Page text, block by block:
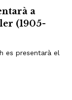
a
(1905-
es presentarà el